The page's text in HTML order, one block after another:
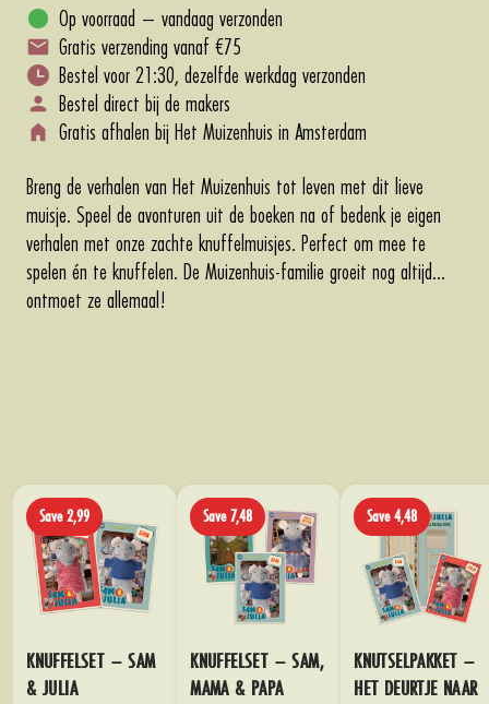
Op voorraad – vandaag verzonden
Gratis verzending vanaf €75
Bestel voor 21:30, dezelfde werkdag verzonden
Bestel direct bij de makers
Gratis afhalen bij Het Muizenhuis in Amsterdam
Breng de verhalen van Het Muizenhuis tot leven met dit lieve
muisje. Speel de avonturen uit de boeken na of bedenk je eigen
verhalen met onze zachte knuffelmuisjes. Perfect om mee te
spelen én te knuffelen. De Muizenhuis-familie groeit nog altijd…
ontmoet ze allemaal!
Save 2,99
KNUFFELSET – SAM
& JULIA
Save 7,48
KNUFFELSET – SAM,
MAMA & PAPA
Save 4,48
KNUTSELPAKKET –
HET DEURTJE NAAR